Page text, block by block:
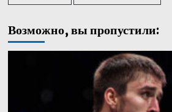
Возможно, вы пропустили: